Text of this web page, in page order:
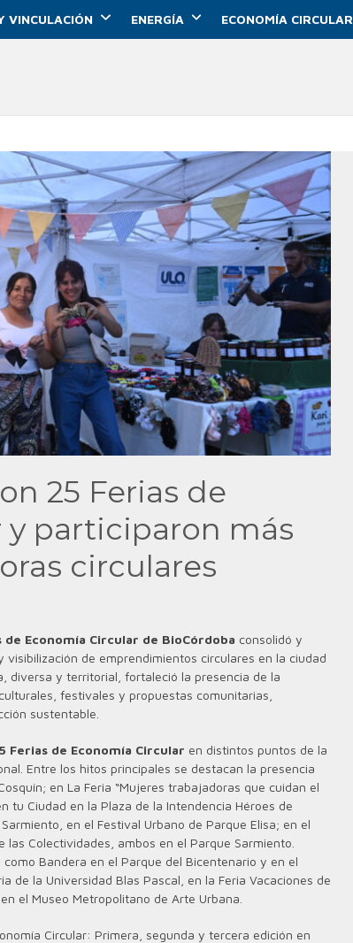
VINCULACIÓN ENERGÍA ECONOMÍA CIRCULAR
25 Ferias de
y participaron más
circulares
Economía Circular de BioCórdoba consolidó y
de emprendimientos circulares en la ciudad
diversa y territorial, fortaleció la presencia de la
festivales y propuestas comunitarias,
sustentable.
Ferias de Economía Circular en distintos puntos de la
Entre los hitos principales se destacan la presencia
en La Feria “Mujeres trabajadoras que cuidan el
tu Ciudad en la Plaza de la Intendencia Héroes de
en el Festival Urbano de Parque Elisa; en el
Colectividades, ambos en el Parque Sarmiento.
Bandera en el Parque del Bicentenario y en el
de la Universidad Blas Pascal, en la Feria Vacaciones de
el Museo Metropolitano de Arte Urbana.
Circular: Primera, segunda y tercera edición en